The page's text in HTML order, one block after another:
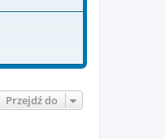
Przejdź do